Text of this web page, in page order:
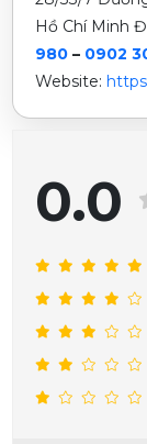
Hồ Chí Minh
980– 0902
Website:
0.0